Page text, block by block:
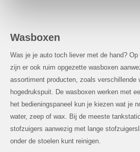
Wasboxen
Was je je auto toch liever met de hand?
zijn er ook ruim opgezette wasboxen
assortiment producten, zoals verschillende
hogedrukspuit. De wasboxen werken met
het bedieningspaneel kun je kiezen wat je
water, zeep of wax. Bij de meeste
stofzuigers aanwezig met lange
onder de stoelen kunt reinigen.